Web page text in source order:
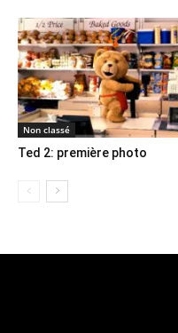
Non classé
Ted 2: première photo